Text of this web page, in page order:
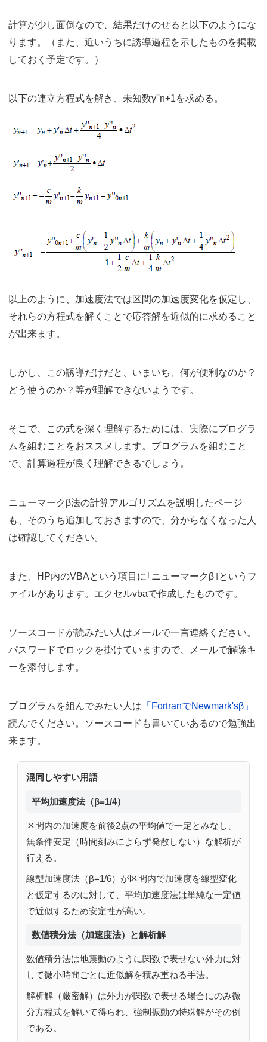
計算が少し面倒なので、結果だけのせると以下のようにな
ります。（また、近いうちに誘導過程を示したものを掲載
しておく予定です。）
以下の連立方程式を解き、未知数y''n+1を求める。
以上のように、加速度法では区間の加速度変化を仮定し、
それらの方程式を解くことで応答解を近似的に求めること
が出来ます。
しかし、この誘導だけだと、いまいち、何が便利なのか？
どう使うのか？等が理解できないようです。
そこで、この式を深く理解するためには、実際にプログラ
ムを組むことをおススメします。プログラムを組むこと
で、計算過程が良く理解できるでしょう。
ニューマークβ法の計算アルゴリズムを説明したページ
も、そのうち追加しておきますので、分からなくなった人
は確認してください。
また、HP内のVBAという項目に｢ニューマークβ｣というフ
ァイルがあります。エクセルvbaで作成したものです。
ソースコードが読みたい人はメールで一言連絡ください。
パスワードでロックを掛けていますので、メールで解除キ
ーを添付します。
プログラムを組んでみたい人は 「FortranでNewmark'sβ」
読んでください。ソースコードも書いていあるので勉強出
来ます。
混同しやすい用語
平均加速度法（β=1/4）
区間内の加速度を前後2点の平均値で一定とみなし、
無条件安定（時間刻みによらず発散しない）な解析が
行える。
線型加速度法（β=1/6）が区間内で加速度を線型変化
と仮定するのに対して、平均加速度法は単純な一定値
で近似するため安定性が高い。
数値積分法（加速度法）と解析解
数値積分法は地震動のように関数で表せない外力に対
して微小時間ごとに近似解を積み重ねる手法。
解析解（厳密解）は外力が関数で表せる場合にのみ微
分方程式を解いて得られ、強制振動の特殊解がその例
である。